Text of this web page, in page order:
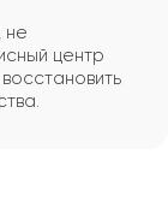
, не
центр